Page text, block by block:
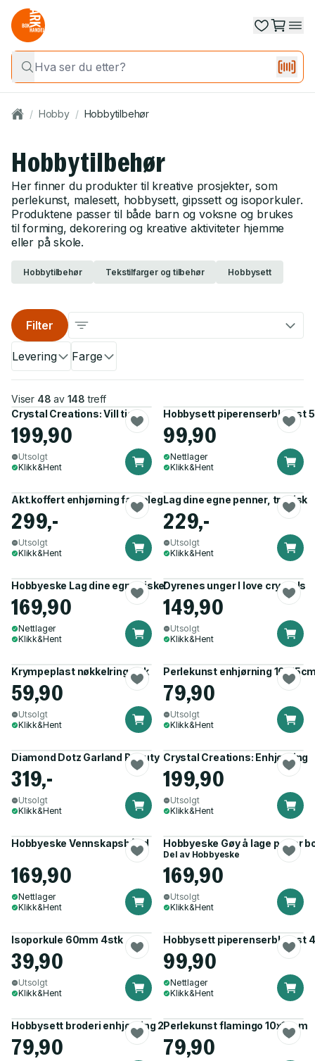
/ Hobby / Hobbytilbehør
Hobbytilbehør
Her finner du produkter til kreative prosjekter, som
perlekunst, malesett, hobbysett, gipssett og isoporkuler.
Produktene passer til både barn og voksne og brukes
til forming, dekorering og kreative aktiviteter hjemme
eller på skole.
Hobbytilbehør Tekstilfarger og tilbehør Hobbysett
Levering Farge
Filter
Viser 48 av 148 treff
Crystal Creations: Vill tiger
199,90
Utsolgt
Klikk&Hent
Hobbysett piperenserblomst
99,90
Nettlager
Klikk&Hent
Akt.koffert enhjørning fargelegge+hobby
299,-
Utsolgt
Klikk&Hent
Lag dine egne penner, tropisk
229,-
Utsolgt
Klikk&Hent
Hobbyeske Lag dine egne viskelær 8+
169,90
Nettlager
Klikk&Hent
Dyrenes unger I love crystals
149,90
Utsolgt
Klikk&Hent
Krympeplast nøkkelring 4pk
59,90
Utsolgt
Klikk&Hent
Perlekunst enhjørning
79,90
Utsolgt
Klikk&Hent
Diamond Dotz Garland Beauty
319,-
Utsolgt
Klikk&Hent
Crystal Creations: Enhjørning
199,90
Utsolgt
Klikk&Hent
Hobbyeske Vennskapsbånd
169,90
Nettlager
Klikk&Hent
Hobbyeske Gøy å lage perler
Del av Hobbyeske
169,90
Utsolgt
Klikk&Hent
Isoporkule 60mm 4stk
39,90
Utsolgt
Klikk&Hent
Hobbysett piperenserblomst
99,90
Nettlager
Klikk&Hent
Hobbysett broderi enhjørning 2pk
79,90
Perlekunst flamingo 10x15cm
79,90